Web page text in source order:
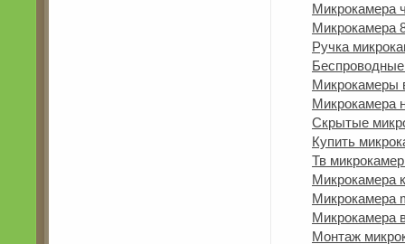
Микрокамера
Микрокамера
Ручка
Микрокамеры
Микрокамера
Скрытые
Купить
Тв
Микрокамера
Микрокамера
Микрокамера
Монтаж